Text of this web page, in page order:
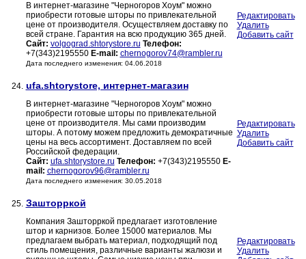
В интернет-магазине "Черногоров Хоум" можно
приобрести готовые шторы по привлекательной
цене от производителя. Осуществляем доставку по
всей стране. Гарантия на всю продукцию 365 дней.
Сайт: volgograd.shtorystore.ru Телефон:
+7(343)2195550 E-mail: chernogorov74@rambler.ru
Дата последнего изменения: 04.06.2018
Редактировать
Удалить
Добавить сайт
24. ufa.shtorystore, интернет-магазин
В интернет-магазине "Черногоров Хоум" можно
приобрести готовые шторы по привлекательной
цене от производителя. Мы сами производим
шторы. А потому можем предложить демократичные
цены на весь ассортимент. Доставляем по всей
Российской федерации.
Сайт: ufa.shtorystore.ru Телефон: +7(343)2195550 E-
mail: chernogorov96@rambler.ru
Дата последнего изменения: 30.05.2018
Редактировать
Удалить
Добавить сайт
25. Зашторркой
Компания Зашторркой предлагает изготовление
штор и карнизов. Более 15000 материалов. Мы
предлагаем выбрать материал, подходящий под
стиль помещения, различные варианты жалюзи и
Редактировать
Удалить